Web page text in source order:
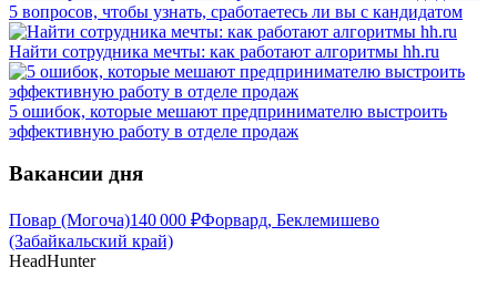
5 вопросов, чтобы узнать, сработаетесь ли вы с кандидатом
Найти сотрудника мечты: как работают алгоритмы hh.ru
5 ошибок, которые мешают предпринимателю выстроить
эффективную работу в отделе продаж
Вакансии дня
Повар (Могоча)140 000 ₽Форвард, Беклемишево
(Забайкальский край)
HeadHunter